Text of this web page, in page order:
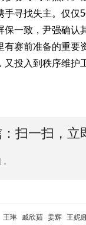
寻找失主。仅仅
一致，尹强确认
赛前准备的重要
投入到秩序维护
扫一扫，立
王琳 戚欣茹 姜辉 王妮